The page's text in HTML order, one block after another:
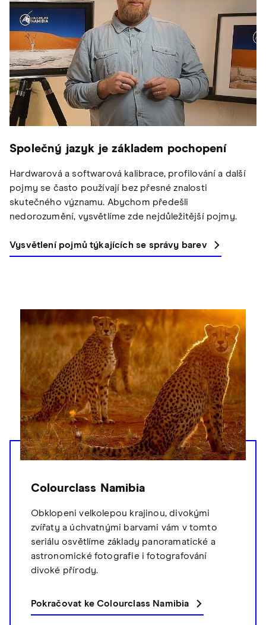
Společný jazyk je základem pochopení
Hardwarová a softwarová kalibrace, profilování a další
pojmy se často používají bez přesné znalosti
skutečného významu. Abychom předešli
nedorozumění, vysvětlíme zde nejdůležitější pojmy.
Vysvětlení pojmů týkajících se správy barev
Colourclass Namibia
Obklopeni velkolepou krajinou, divokými
zvířaty a úchvatnými barvami vám v tomto
seriálu osvětlíme základy panoramatické a
astronomické fotografie i fotografování
divoké přírody.
Pokračovat ke Colourclass Namibia